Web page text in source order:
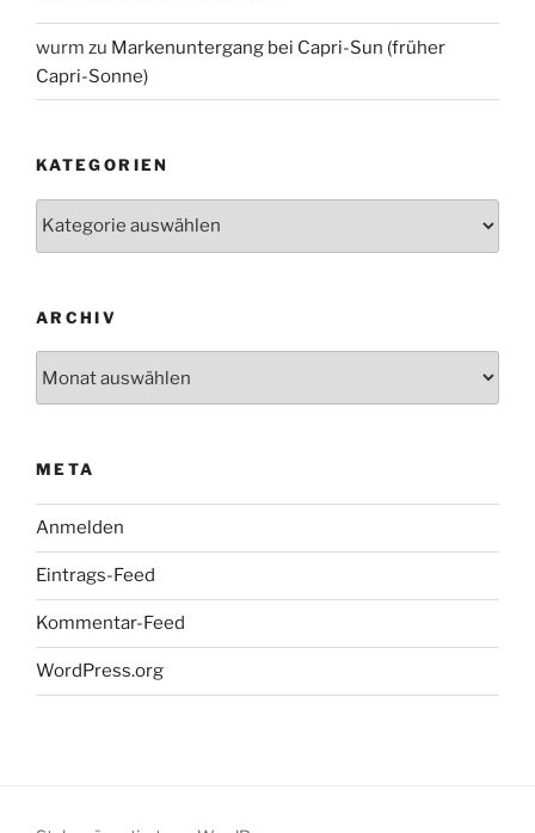
wurm zu Markenuntergang bei Capri-Sun (früher
Capri-Sonne)
KATEGORIEN
ARCHIV
META
Anmelden
Eintrags-Feed
Kommentar-Feed
WordPress.org